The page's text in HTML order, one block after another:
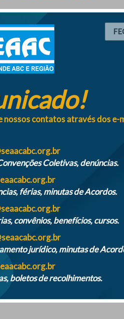
de 2025
FORMALIZAÇÃO
trabalhadores a
contatos através dos e-
Coletivas, denúncias.
férias, minutas de Acordos.
convênios, benefícios, cursos.
jurídico, minutas de
boletos de recolhimentos.